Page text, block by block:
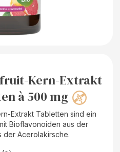
Kern-Extrakt
à 500 mg
Extrakt Tabletten sind ein
Bioflavonoiden aus der
der Acerolakirsche.